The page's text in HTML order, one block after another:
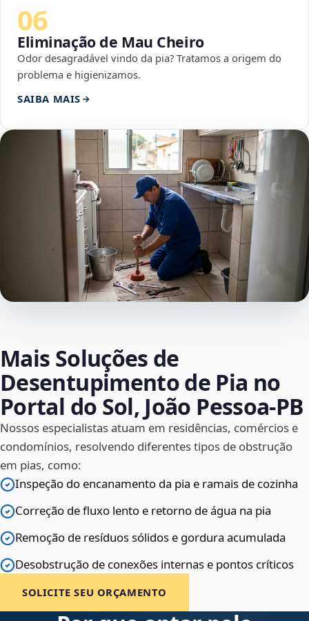
06
Eliminação de Mau Cheiro
Odor desagradável vindo da pia? Tratamos a origem do
problema e higienizamos.
SAIBA MAIS
Mais Soluções de
Desentupimento de Pia no
Portal do Sol, João Pessoa‑PB
Nossos especialistas atuam em residências, comércios e
condomínios, resolvendo diferentes tipos de obstrução
em pias, como:
Inspeção do encanamento da pia e ramais de cozinha
Correção de fluxo lento e retorno de água na pia
Remoção de resíduos sólidos e gordura acumulada
Desobstrução de conexões internas e pontos críticos
SOLICITE SEU ORÇAMENTO